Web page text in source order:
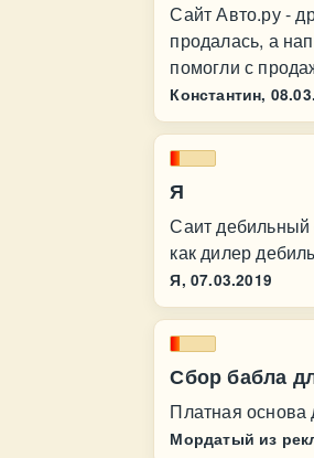
Сайт Авто.ру -
продалась, а
помогли с
Константин,
Я
Саит дебильный
как дилер
Я, 07.03.2019
Сбор бабла
Платная основа
Мордатый из